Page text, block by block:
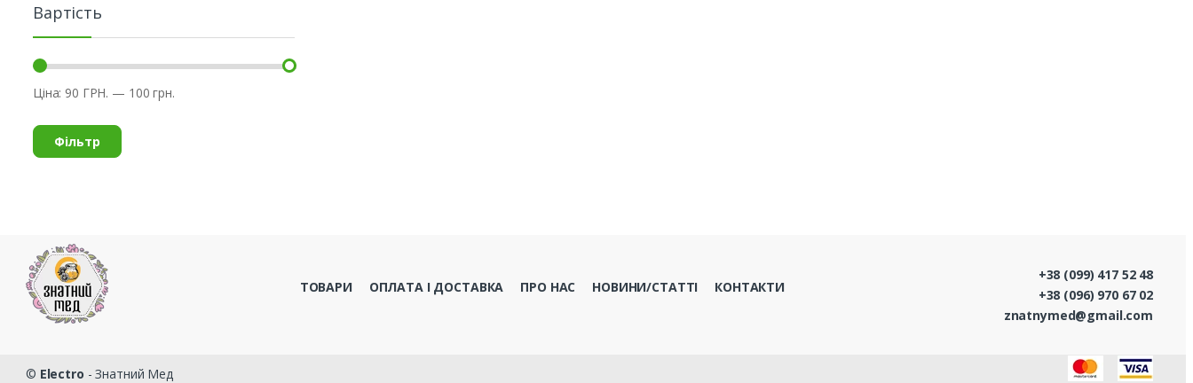
Вартість
Фільтр
Ціна: 90 ГРН. — 100 грн.
ТОВАРИ ОПЛАТА І ДОСТАВКА ПРО НАС НОВИНИ/СТАТТІ КОНТАКТИ
+38 (099) 417 52 48
+38 (096) 970 67 02
znatnymed@gmail.com
© Electro - Знатний Мед